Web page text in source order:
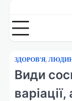
вмісту
ЗДОРОВ'Я,
Види